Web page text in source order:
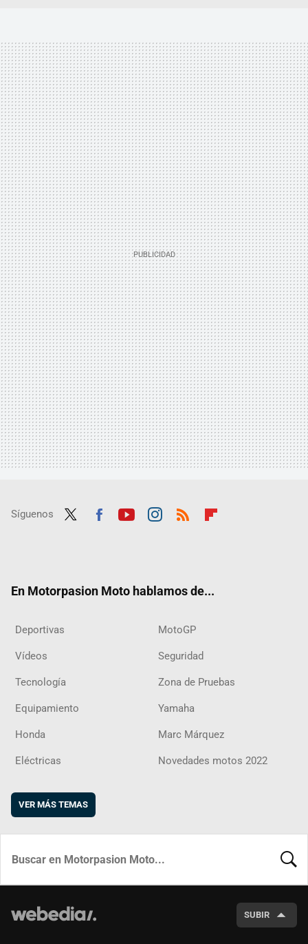
Síguenos
En Motorpasion Moto hablamos de...
Deportivas MotoGP
Vídeos Seguridad
Tecnología Zona de Pruebas
Equipamiento Yamaha
Honda Marc Márquez
Eléctricas Novedades motos 2022
VER MÁS TEMAS
SUBIR